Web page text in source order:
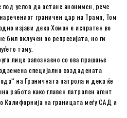
под услов да остане анонимен, рече
граничен цар на Трамп, Том
изјави дека Хоман е испратен во
бил вклучен во репресијата, но ги
таму.
лице запознаено со ова прашање
специјално создадената
на Граничната патрола и дека ќе
работа како главен патролен агент
Калифорнија на границата меѓу САД и